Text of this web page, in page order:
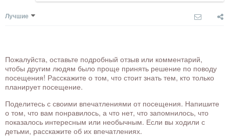
Лучшие
Пожалуйста, оставьте подробный отзыв или комментарий,
чтобы другим людям было проще принять решение по поводу
посещения! Расскажите о том, что стоит знать тем, кто только
планирует посещение.
Поделитесь с своими впечатлениями от посещения. Напишите
о том, что вам понравилось, а что нет, что запомнилось, что
показалось интересным или необычным. Если вы ходили с
детьми, расскажите об их впечатлениях.